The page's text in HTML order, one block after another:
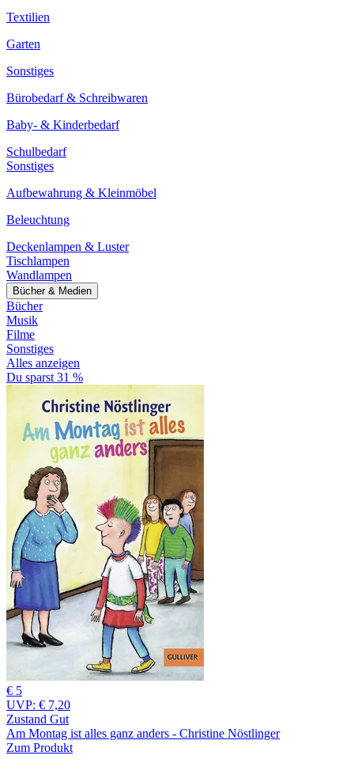
Textilien
Garten
Sonstiges
Bürobedarf & Schreibwaren
Baby- & Kinderbedarf
Schulbedarf
Sonstiges
Aufbewahrung & Kleinmöbel
Beleuchtung
Deckenlampen & Luster
Tischlampen
Wandlampen
Bücher & Medien
Bücher
Musik
Filme
Sonstiges
Alles anzeigen
Du sparst 31 %
€ 5
UVP: € 7,20
Zustand Gut
Am Montag ist alles ganz anders - Christine Nöstlinger
Zum Produkt